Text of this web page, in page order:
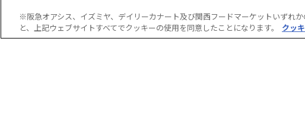
レシピ
公式LINE
たまる！つ
※阪急オアシス、イズミヤ、デイリーカナート及び関西フードマーケットいずれ
と、上記ウェブサイトすべてでクッキーの使用を同意したことになります。
クッ